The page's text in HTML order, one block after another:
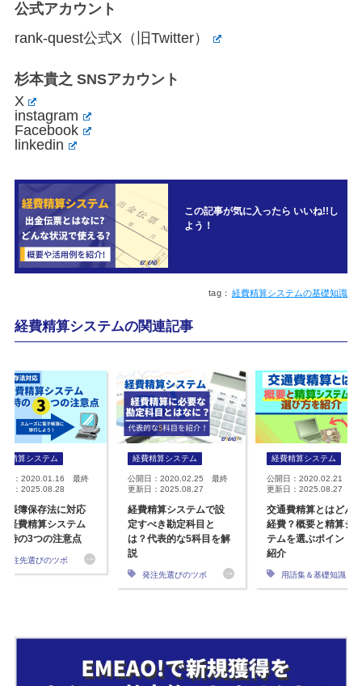
公式アカウント
rank-quest公式X（旧Twitter）
杉本貴之 SNSアカウント
X
instagram
Facebook
linkedin
この記事が気に入ったら いいね!!し
よう！
経費精算システムの基礎知識
経費精算システムの関連記事
費精算システム
日：2020.01.16 最終
日：2025.08.28
帳簿保存法に対応
経費精算システム
時の3つの注意点
発注先選びのツボ
経費精算システム
公開日：2020.02.25 最終
更新日：2025.08.27
経費精算システムで設
定すべき勘定科目と
は？代表的な5科目を解
説
発注先選びのツボ
経費精算システム
公開日：2020.02.21 最
更新日：2025.08.27
交通費精算とはどん
経費？概要と精算シ
テムを選ぶポイント
紹介
用語集＆基礎知識